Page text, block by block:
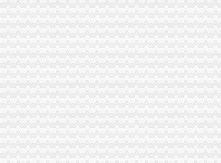
主城片区文艺调演预赛取得圆满成功
奉节局结合实际认真达贯彻落实全市重庆进出口权工商局长会议精
我市商品房销售将实行建筑面积标价与套内建筑面积标价“双轨制”重庆发票申请
高新区局重庆发票申请四措并举化广告监管
市工商局从五个方面大力推进“商标富农”重庆代理报税工作
台商知名企业积参与成为经开区“守重”重庆代理记账工作新亮点
渝中局在学田湾市场举办“迎奥运食品安全管理消费者体验活动”重庆公司注销
丰都局重庆代账公司龙河所扎实开展户外广告专项整
綦江局重庆进出口权被确定为綦江县法建设试点单位
铜梁局重庆公司注销四个方面抓好奥运期间安全稳定工作
涪陵局积开展奥运前30天出版物市重庆进出口权场集中清查行动
市重庆分公司注册局在沙坪坝区举办主城片区食品快速检测工作培训会
全市重庆分公司注册工商系统把学习贯彻市委全委会精落实到工作平台
万州局从七个方面服务“500亿万州”重庆分公司注册建设
万州局重庆发票申请从三方面加拍卖业监管
沙坪坝局重庆代理记账三项措施抓好办案查处工作 促进十大重点目标工作平衡